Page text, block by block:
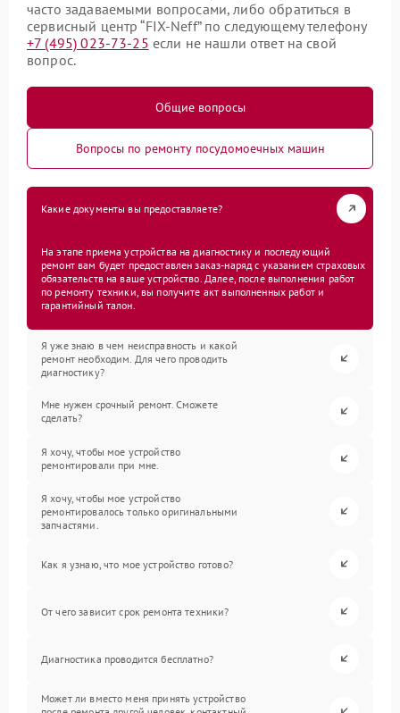
часто задаваемыми вопросами, либо обратиться в
сервисный центр “FIX-Neff” по следующему телефону
+7 (495) 023-73-25 если не нашли ответ на свой
вопрос.
Общие вопросы
Вопросы по ремонту посудомоечных машин
Какие документы вы предоставляете?
На этапе приема устройства на диагностику и последующий
ремонт вам будет предоставлен заказ-наряд с указанием страховых
обязательств на ваше устройство. Далее, после выполнения работ
по ремонту техники, вы получите акт выполненных работ и
гарантийный талон.
Я уже знаю в чем неисправность и какой
ремонт необходим. Для чего проводить
диагностику?
Мне нужен срочный ремонт. Сможете
сделать?
Я хочу, чтобы мое устройство
ремонтировали при мне.
Я хочу, чтобы мое устройство
ремонтировалось только оригинальными
запчастями.
Как я узнаю, что мое устройство готово?
От чего зависит срок ремонта техники?
Диагностика проводится бесплатно?
Может ли вместо меня принять устройство